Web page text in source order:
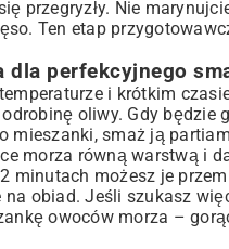
przegryzły. Nie
Ten etap
dla perfekcyjnego
i krótkim
oliwy. Gdy będzie
mieszanki, smaż ją
morza równą warstwą i
minutach możesz je
na obiad. Jeśli szukasz
owoców morza –